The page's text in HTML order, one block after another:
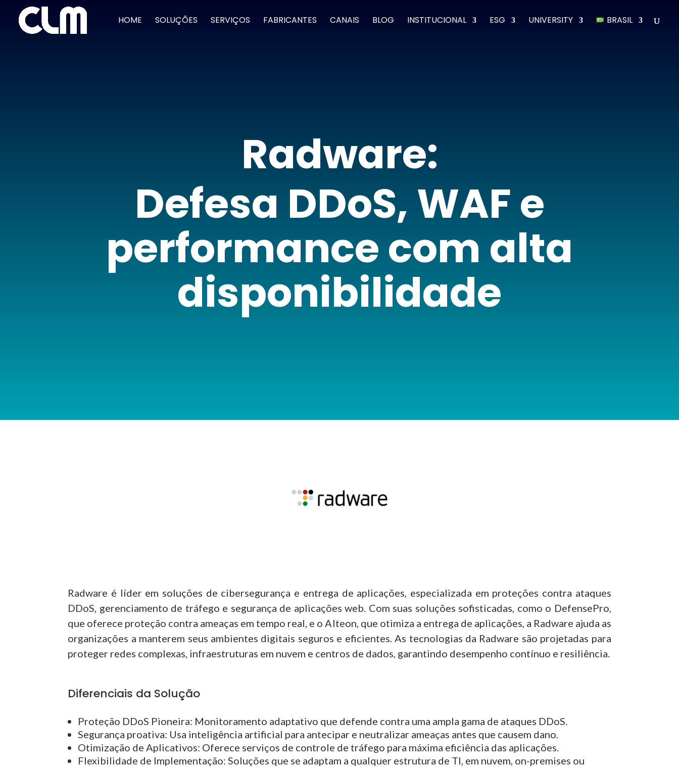
HOME SOLUÇÕES SERVIÇOS FABRICANTES CANAIS BLOG INSTITUCIONAL ESG UNIVERSITY BRASIL
Radware:
Defesa DDoS, WAF e
performance com alta
disponibilidade
Radware é líder em soluções de cibersegurança e entrega de aplicações, especializada em proteções contra ataques
DDoS, gerenciamento de tráfego e segurança de aplicações web. Com suas soluções sofisticadas, como o DefensePro,
que oferece proteção contra ameaças em tempo real, e o Alteon, que otimiza a entrega de aplicações, a Radware ajuda as
organizações a manterem seus ambientes digitais seguros e eficientes. As tecnologias da Radware são projetadas para
proteger redes complexas, infraestruturas em nuvem e centros de dados, garantindo desempenho contínuo e resiliência.
Diferenciais da Solução
Proteção DDoS Pioneira: Monitoramento adaptativo que defende contra uma ampla gama de ataques DDoS.
Segurança proativa: Usa inteligência artificial para antecipar e neutralizar ameaças antes que causem dano.
Otimização de Aplicativos: Oferece serviços de controle de tráfego para máxima eficiência das aplicações.
Flexibilidade de Implementação: Soluções que se adaptam a qualquer estrutura de TI, em nuvem, on-premises ou